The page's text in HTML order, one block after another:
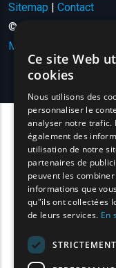
Sitemap | Contact
© Copyright 2024 -
Macédoine orientale
Ce site Web
cookies
Nous utilisons des
personnaliser le
analyser notre trafic.
également des
utilisation de notre
partenaires de
peuvent les
informations que
qu"ils ont collectées
de leurs services. En